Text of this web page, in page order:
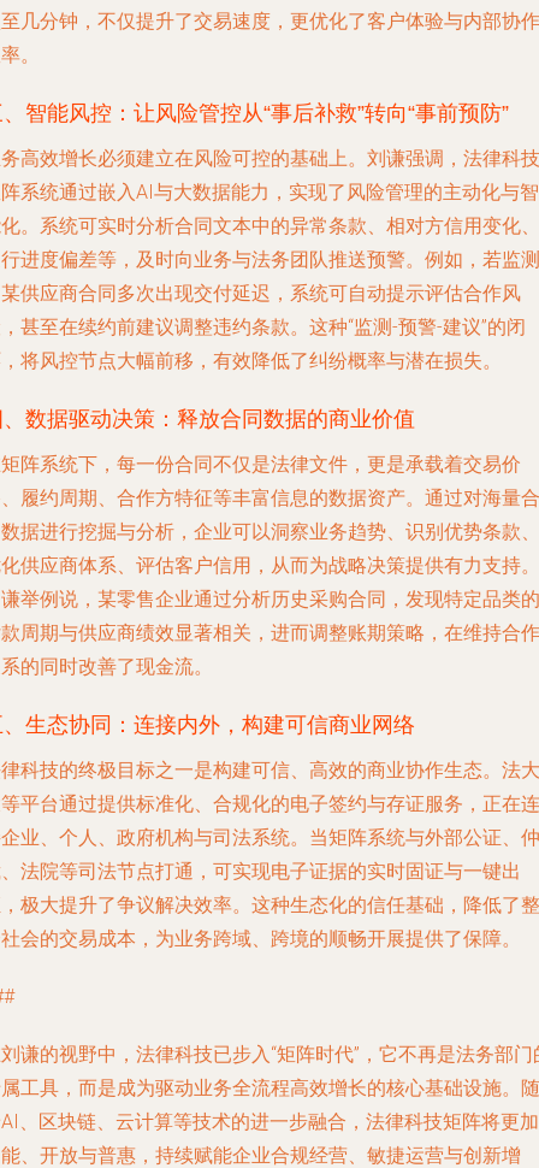
几分钟，不仅提升了交易速度，更优化了客户体验与内部协作
。
智能风控：让风险管控从“事后补救”转向“事前预防”
高效增长必须建立在风险可控的基础上。刘谦强调，法律科技
系统通过嵌入AI与大数据能力，实现了风险管理的主动化与智
。系统可实时分析合同文本中的异常条款、相对方信用变化、
进度偏差等，及时向业务与法务团队推送预警。例如，若监测
供应商合同多次出现交付延迟，系统可自动提示评估合作风
甚至在续约前建议调整违约条款。这种“监测-预警-建议”的闭
将风控节点大幅前移，有效降低了纠纷概率与潜在损失。
数据驱动决策：释放合同数据的商业价值
阵系统下，每一份合同不仅是法律文件，更是承载着交易价
履约周期、合作方特征等丰富信息的数据资产。通过对海量合
据进行挖掘与分析，企业可以洞察业务趋势、识别优势条款、
供应商体系、评估客户信用，从而为战略决策提供有力支持。
举例说，某零售企业通过分析历史采购合同，发现特定品类的
周期与供应商绩效显著相关，进而调整账期策略，在维持合作
的同时改善了现金流。
生态协同：连接内外，构建可信商业网络
科技的终极目标之一是构建可信、高效的商业协作生态。法大
平台通过提供标准化、合规化的电子签约与存证服务，正在连
业、个人、政府机构与司法系统。当矩阵系统与外部公证、仲
法院等司法节点打通，可实现电子证据的实时固证与一键出
极大提升了争议解决效率。这种生态化的信任基础，降低了整
会的交易成本，为业务跨域、跨境的顺畅开展提供了保障。
谦的视野中，法律科技已步入“矩阵时代”，它不再是法务部门
工具，而是成为驱动业务全流程高效增长的核心基础设施。随
、区块链、云计算等技术的进一步融合，法律科技矩阵将更加
、开放与普惠，持续赋能企业合规经营、敏捷运营与创新增